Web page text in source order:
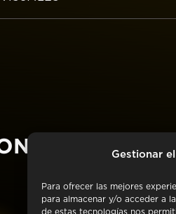
Gestionar
Para ofrecer las mejores
para almacenar y/o acceder a
de estas tecnologías nos
NOSOTROS